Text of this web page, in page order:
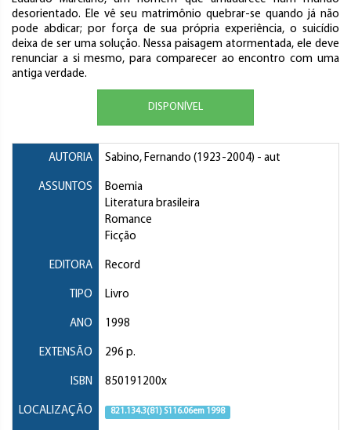
desorientado. Ele vê seu matrimônio quebrar-se quando já não
pode abdicar; por força de sua própria experiência, o suicídio
deixa de ser uma solução. Nessa paisagem atormentada, ele deve
renunciar a si mesmo, para comparecer ao encontro com uma
antiga verdade.
DISPONÍVEL
AUTORIA Sabino, Fernando (1923-2004) - aut
ASSUNTOS
Boemia
Literatura brasileira
Romance
Ficção
EDITORA Record
TIPO Livro
ANO 1998
EXTENSÃO 296 p.
ISBN 850191200x
LOCALIZAÇÃO 821.134.3(81) S116.06em 1998